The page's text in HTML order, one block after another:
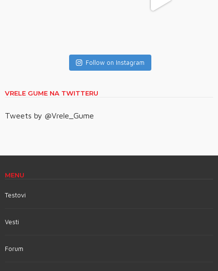
Follow on Instagram
VRELE GUME NA TWITTERU
Tweets by @Vrele_Gume
MENU
Testovi
Vesti
Forum